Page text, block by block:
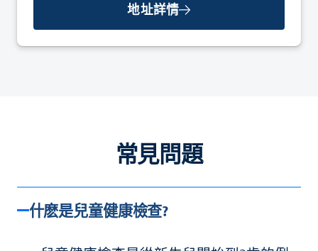
地址詳情
常見問題
什麽是兒童健康檢查?